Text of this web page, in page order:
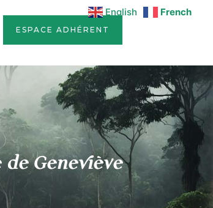
ESPACE ADHÉRENT
Geneviève
English French